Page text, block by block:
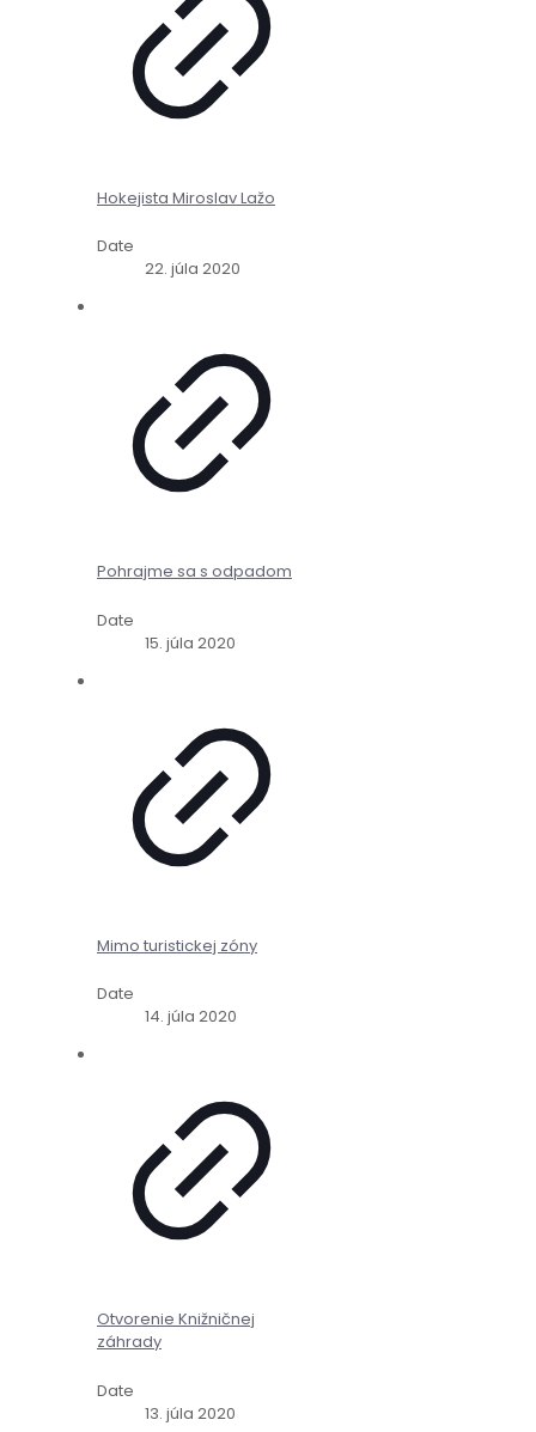
Hokejista Miroslav Lažo
Date
22. júla 2020
Pohrajme sa s odpadom
Date
15. júla 2020
Mimo turistickej zóny
Date
14. júla 2020
Otvorenie Knižničnej
záhrady
Date
13. júla 2020